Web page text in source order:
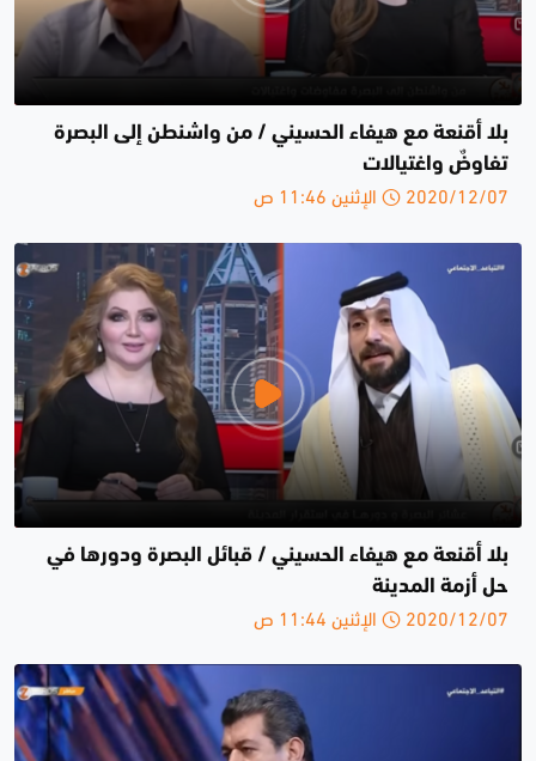
بلا أقنعة مع هيفاء الحسيني / من واشنطن إلى البصرة
تفاوضٌ واغتيالات
2020/12/07 الإثنين 11:46 ص
بلا أقنعة مع هيفاء الحسيني / قبائل البصرة ودورها في
حل أزمة المدينة
2020/12/07 الإثنين 11:44 ص